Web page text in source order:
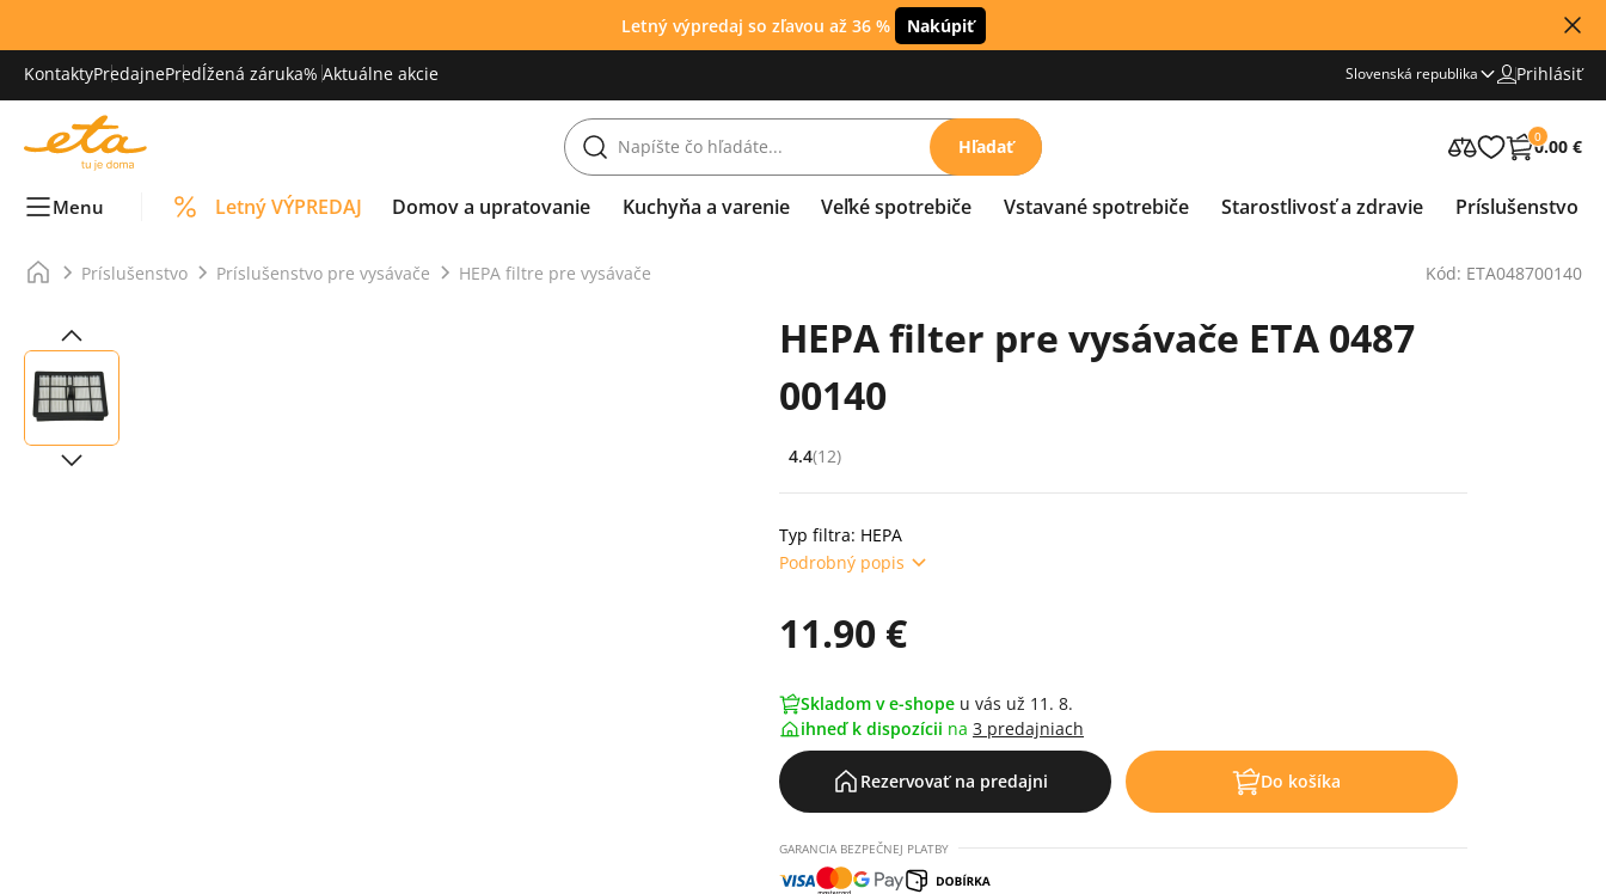
Letný výpredaj so zľavou až 36 % Nakúpiť
KontaktyPredajnePredĺžená záruka% Aktuálne akcie Slovenská republika Prihlásiť
Hľadať 0
0.00 €
Menu Letný VÝPREDAJ Domov a upratovanie Kuchyňa a varenie Veľké spotrebiče Vstavané spotrebiče Starostlivosť a zdravie Príslušenstvo
Príslušenstvo Príslušenstvo pre vysávače HEPA filtre pre vysávače Kód: ETA048700140
HEPA filter pre vysávače ETA 0487
00140
Hodnocení: 4.4 z 5 (12 recenzí)
4.4(12)
Typ filtra: HEPA
Podrobný popis
11.90 €
Skladom v e-shope u vás už 11. 8.
ihneď k dispozícii na 3 predajniach
Rezervovať na predajni Do košíka
GARANCIA BEZPEČNEJ PLATBY